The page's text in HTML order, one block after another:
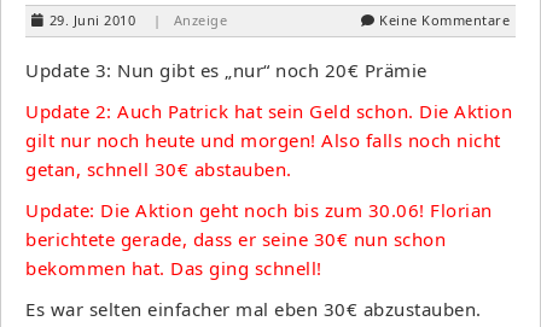
29. Juni 2010 | Anzeige Keine Kommentare
Update 3: Nun gibt es „nur“ noch 20€ Prämie
Update 2: Auch Patrick hat sein Geld schon. Die Aktion
gilt nur noch heute und morgen! Also falls noch nicht
getan, schnell 30€ abstauben.
Update: Die Aktion geht noch bis zum 30.06! Florian
berichtete gerade, dass er seine 30€ nun schon
bekommen hat. Das ging schnell!
Es war selten einfacher mal eben 30€ abzustauben.